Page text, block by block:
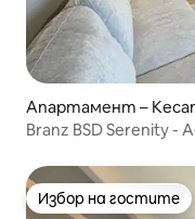
Апартамент –
Branz BSD Serenity -
Избор на гостите
Избор на гостите